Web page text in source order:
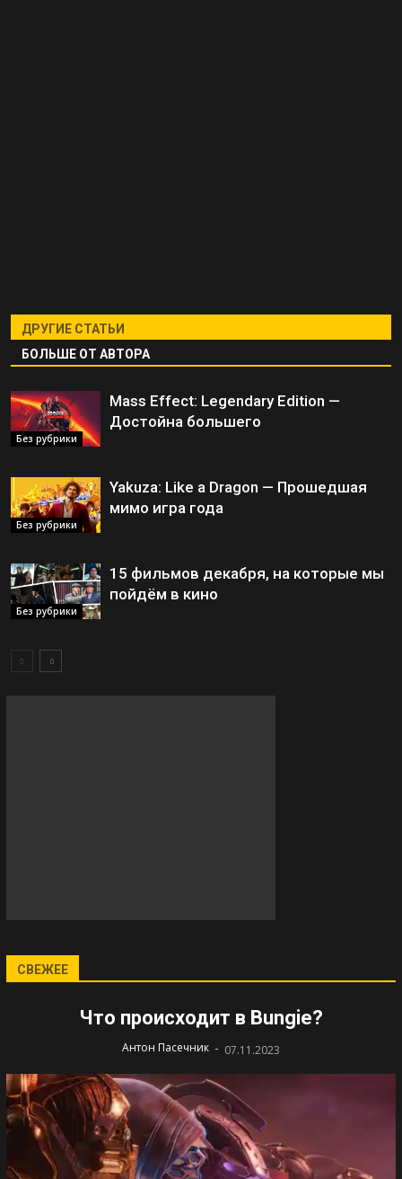
ДРУГИЕ СТАТЬИ
БОЛЬШЕ ОТ АВТОРА
Без рубрики
Mass Effect: Legendary Edition —
Достойна большего
Без рубрики
Yakuza: Like a Dragon — Прошедшая
мимо игра года
Без рубрики
15 фильмов декабря, на которые мы
пойдём в кино
СВЕЖЕЕ
Что происходит в Bungie?
Антон Пасечник - 07.11.2023